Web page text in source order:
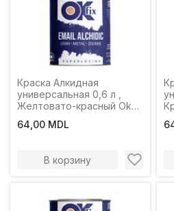
Краска Алкидная
универсальная 0,6 л ,
Желтовато-красный Ok
64,00 MDL
В корзину